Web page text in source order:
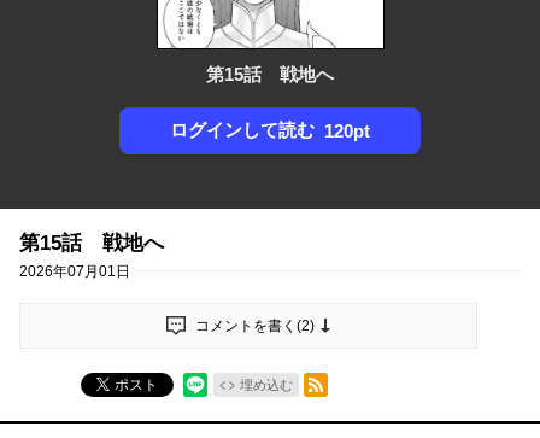
第15話 戦地へ
ログインして読む 120pt
第15話 戦地へ
2026年07月01日
コメントを書く(2)
ポスト 埋め込む
RSSフィード